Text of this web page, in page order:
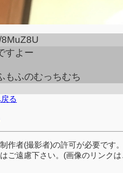
8MuZ8U
すよー
もふのむっちむち
る
作者(撮影者)の許可が必要です
ご遠慮下さい。(画像のリンク